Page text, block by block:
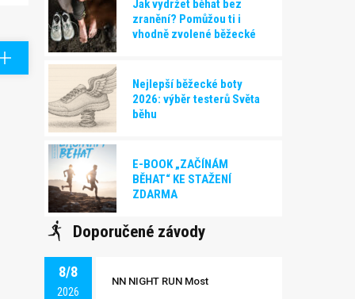
Jak vydržet běhat bez
zranění? Pomůžou ti i
vhodně zvolené běžecké
Nejlepší běžecké boty
2026: výběr testerů Světa
běhu
E-BOOK „ZAČÍNÁM
BĚHAT“ KE STAŽENÍ
ZDARMA
Doporučené závody
8/8
2026
NN NIGHT RUN Most